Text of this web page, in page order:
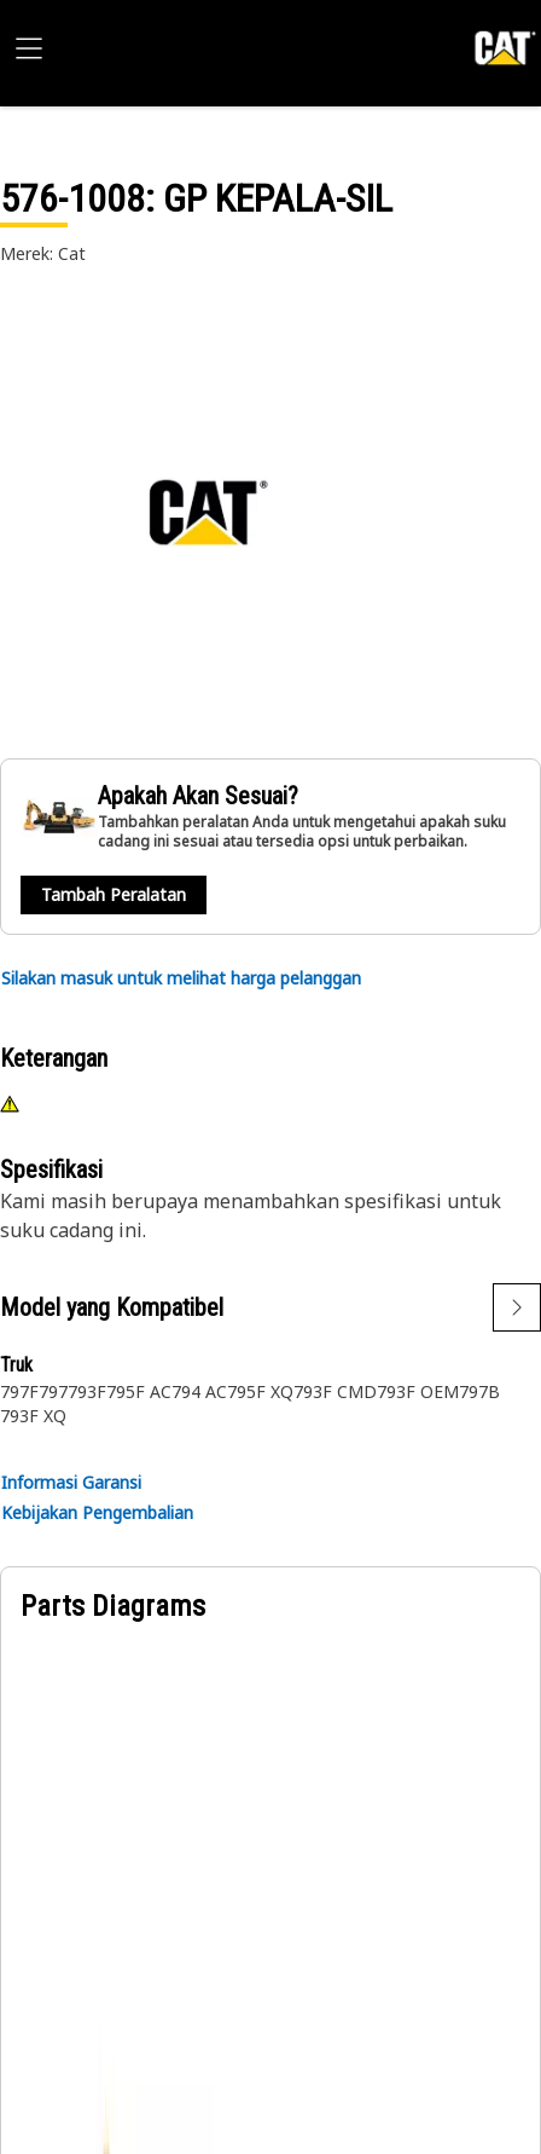
576-1008: GP KEPALA-SIL
Merek: Cat
Apakah Akan Sesuai?
Tambahkan peralatan Anda untuk mengetahui apakah suku
cadang ini sesuai atau tersedia opsi untuk perbaikan.
Tambah Peralatan
Silakan masuk untuk melihat harga pelanggan
Keterangan
Spesifikasi
Kami masih berupaya menambahkan spesifikasi untuk
suku cadang ini.
Model yang Kompatibel
Truk
797F797793F795F AC794 AC795F XQ793F CMD793F OEM797B
793F XQ
Informasi Garansi
Kebijakan Pengembalian
Parts Diagrams